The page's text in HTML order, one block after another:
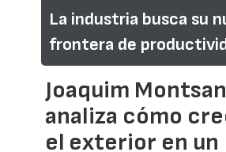
La industria busca su
frontera de
Joaquim
analiza cómo
el exterior en un